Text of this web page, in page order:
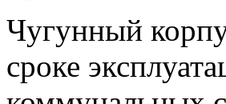
Чугунный
сроке